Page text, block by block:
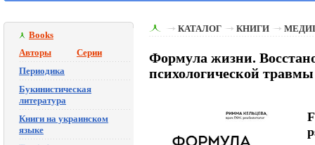
Books
Авторы
Серии
Периодика
Букинистическая
литература
Книги на украинском
языке
КАТАЛОГ КНИГИ
Формула жизни.
психологической